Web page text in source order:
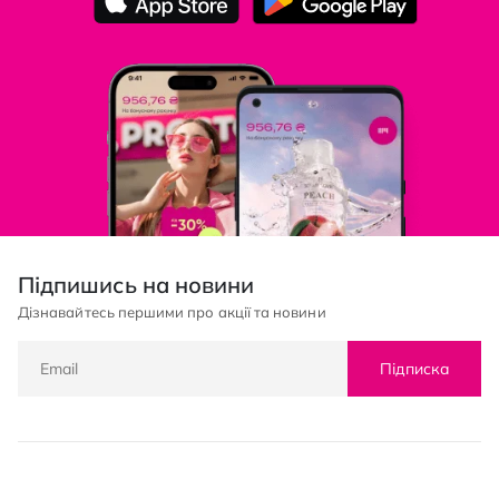
Підпишись на новини
Дізнавайтесь першими про акції та новини
Підписка